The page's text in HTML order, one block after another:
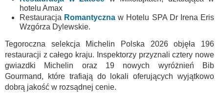
hotelu Amax
Restauracja Romantyczna w Hotelu SPA Dr Irena Eris
Wzgórza Dylewskie.
Tegoroczna selekcja Michelin Polska 2026 objęła 196
restauracji z całego kraju. Inspektorzy przyznali cztery nowe
gwiazdki Michelin oraz 19 nowych wyróżnień Bib
Gourmand, które trafiają do lokali oferujących wyjątkowo
dobrą jakość w rozsądnej cenie.